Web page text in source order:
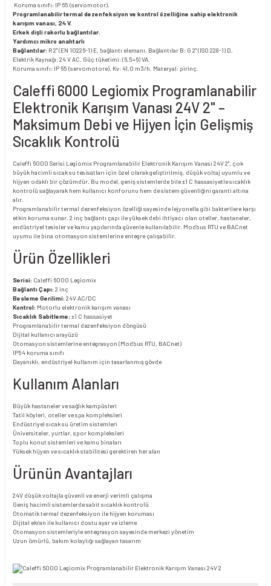
Koruma sınıfı: IP 65 (servomotor).
Programlanabilir termal dezenfeksiyon ve kontrol özelliğine sahip elektronik
karışım vanası, 24 V.
Erkek dişli rakorlu bağlantılar.
Yardımcı mikro anahtarlı
Bağlantılar: R 2" (EN 10226-1) E, bağlantı elemanı. Bağlantılar B: G 2" (ISO 228-1) D.
Elektrik Kaynağı: 24 V AC. Güç tüketimi: (6,5+6) VA.
Koruma sınıfı: IP 65 (servomotore). Kv: 41,0 m3/h. Materyal: pirinç.
Caleffi 6000 Legiomix Programlanabilir
Elektronik Karışım Vanası 24V 2" –
Maksimum Debi ve Hijyen İçin Gelişmiş
Sıcaklık Kontrolü
Caleffi 6000 Serisi Legiomix Programlanabilir Elektronik Karışım Vanası 24V 2", çok
büyük hacimli sıcak su tesisatları için özel olarak geliştirilmiş, düşük voltaj uyumlu ve
hijyen odaklı bir çözümdür. Bu model, geniş sistemlerde bile ±1 C hassasiyetle sıcaklık
kontrolü sağlayarak hem kullanıcı konforunu hem de sistem güvenliğini garanti altına
alır.
Programlanabilir termal dezenfeksiyon özelliği sayesinde lejyonella gibi bakterilere karşı
etkin koruma sunar. 2 inç bağlantı çapı ile yüksek debi ihtiyacı olan oteller, hastaneler,
endüstriyel tesisler ve kamu yapılarında güvenle kullanılabilir. Modbus RTU ve BACnet
uyumu ile bina otomasyon sistemlerine entegre çalışabilir.
Ürün Özellikleri
Serisi: Caleffi 6000 Legiomix
Bağlantı Çapı: 2 inç
Besleme Gerilimi: 24V AC/DC
Kontrol: Motorlu elektronik karışım vanası
Sıcaklık Sabitleme: ±1 C hassasiyet
Programlanabilir termal dezenfeksiyon döngüsü
Dijital kullanıcı arayüzü
Otomasyon sistemlerine entegrasyon (Modbus RTU, BACnet)
IP54 koruma sınıfı
Dayanıklı, endüstriyel kullanım için tasarlanmış gövde
Kullanım Alanları
Büyük hastaneler ve sağlık kampüsleri
Tatil köyleri, oteller ve spa kompleksleri
Endüstriyel sıcak su üretim sistemleri
Üniversiteler, yurtlar, spor kompleksleri
Toplu konut sistemleri ve kamu binaları
Yüksek hijyen ve sıcaklık stabilitesi gerektiren her alan
Ürünün Avantajları
24V düşük voltajla güvenli ve enerji verimli çalışma
Geniş hacimli sistemlerde sabit sıcaklık kontrolü
Otomatik termal dezenfeksiyon ile hijyen koruması
Dijital ekran ile kullanıcı dostu ayar ve izleme
Otomasyon sistemleriyle entegrasyon sayesinde merkezi yönetim
Uzun ömürlü, bakım kolaylığı sağlayan tasarım